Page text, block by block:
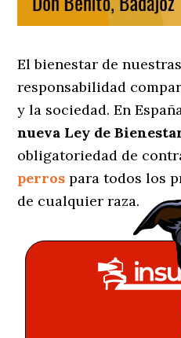
El bienestar de
responsabilidad
y la sociedad. En
nueva Ley de
obligatoriedad de
perros para todos los
de cualquier raza.